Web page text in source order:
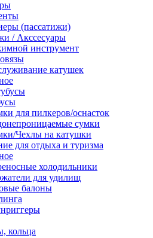
(пассатижи)
/ Акссесуары
инструмент
катушек
для пилкеров/оснасток
сумки
Чехлы на катушки
для отдыха и туризма
холодильники
для удилищ
балоны
кольца